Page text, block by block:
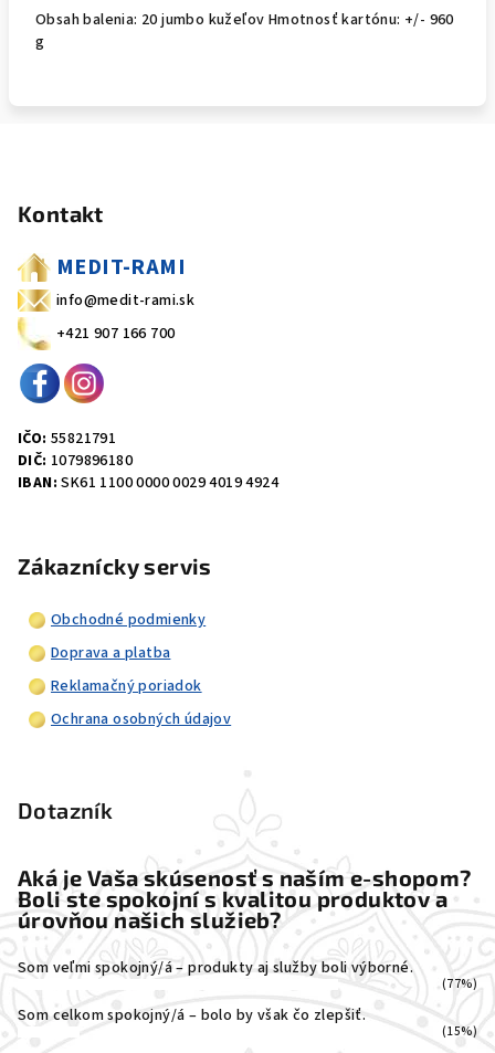
Obsah balenia: 20 jumbo kužeľov Hmotnosť kartónu: +/- 960
g
Kontakt
MEDIT-RAMI
info@medit-rami.sk
+421 907 166 700
IČO: 55821791
DIČ: 1079896180
IBAN: SK61 1100 0000 0029 4019 4924
Zákaznícky servis
Obchodné podmienky
Doprava a platba
Reklamačný poriadok
Ochrana osobných údajov
Dotazník
Aká je Vaša skúsenosť s naším e-shopom?
Boli ste spokojní s kvalitou produktov a
úrovňou našich služieb?
Som veľmi spokojný/á – produkty aj služby boli výborné.
(77%)
Som celkom spokojný/á – bolo by však čo zlepšiť.
(15%)